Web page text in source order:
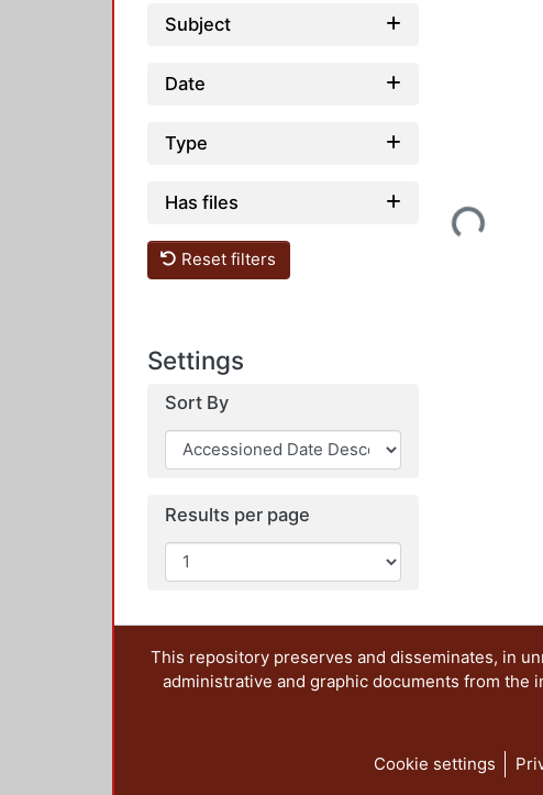
Subject
Date
Type
Has files
Reset filters
Settings
Sort By
Results per page
Loading...
This repository preserves and disseminates, in
administrative and graphic documents from
Cookie settings